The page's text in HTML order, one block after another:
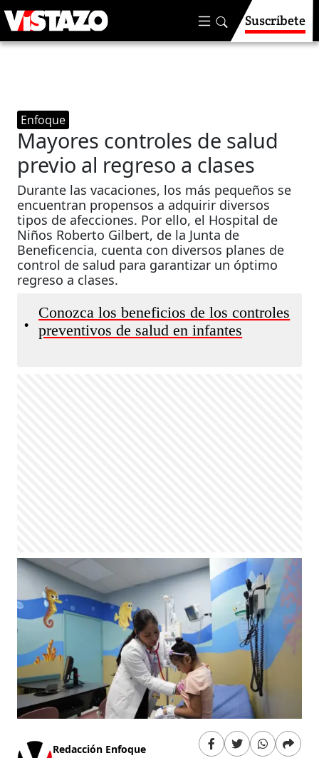
Suscríbete
Enfoque
Mayores controles de salud
previo al regreso a clases
Durante las vacaciones, los más pequeños se
encuentran propensos a adquirir diversos
tipos de afecciones. Por ello, el Hospital de
Niños Roberto Gilbert, de la Junta de
Beneficencia, cuenta con diversos planes de
control de salud para garantizar un óptimo
regreso a clases.
•
Conozca los beneficios de los controles
preventivos de salud en infantes
Redacción Enfoque